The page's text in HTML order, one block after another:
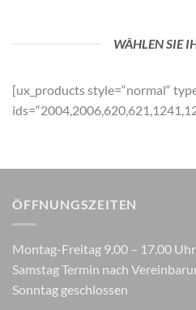
WÄHLEN SIE
[ux_products style=“normal“
ÖFFNUNGSZEITEN
Montag-Freitag 9.00 – 17.00 Uhr
Samstag Termin nach
Sonntag geschlossen